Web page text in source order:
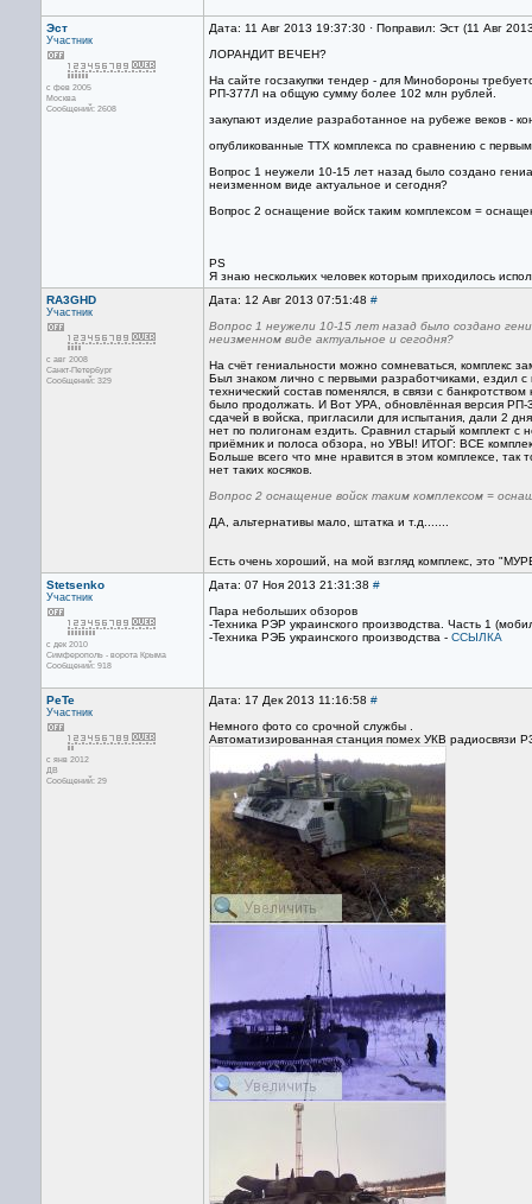
Эст
Участник
с фев 2005
Москва
Сообщений: 2608
Дата: 11 Авг 2013 19:37:30 · Поправил: Эст (11 Авг
ЛОРАНДИТ ВЕЧЕН?
На сайте госзакупки тендер - для Минобороны
РП-377Л на общую сумму более 102 млн рублей.
закупают изделие разработанное на рубеже веков -
опубликованные ТТХ комплекса по сравнению с
Вопрос 1 неужели 10-15 лет назад было создано
неизменном виде актуальное и сегодня?
Вопрос 2 оснащение войск таким комплексом =
PS
Я знаю нескольких человек которым приходилось
RA3GHD
Участник
с авг 2008
Санкт-Петербург
Сообщений: 329
Дата: 12 Авг 2013 07:51:48 #
Вопрос 1 неужели 10-15 лет назад было создано
неизменном виде актуальное и сегодня?
На счёт гениальности можно сомневаться, комплекс
Был знаком лично с первыми разработчиками, ездил с
технический состав поменялся, в связи с
было продолжать. И Вот УРА, обновлённая версия РП-
сдачей в войска, пригласили для испытания, дали 2
нет по полигонам ездить. Сравнил старый комплект с
приёмник и полоса обзора, но УВЫ! ИТОГ: ВСЕ
Больше всего что мне нравится в этом комплексе, так
нет таких косяков.
Вопрос 2 оснащение войск таким комплексом =
ДА, альтернативы мало, штатка и т.д.......
Есть очень хороший, на мой взгляд комплекс, это
Stetsenko
Участник
с дек 2010
Симферополь - ворота Крыма
Сообщений: 918
Дата: 07 Ноя 2013 21:31:38 #
Пара небольших обзоров
-Техника РЭР украинского производства. Часть 1
-Техника РЭБ украинского производства - ССЫЛКА
PeTe
Участник
с янв 2012
ДВ
Сообщений: 29
Дата: 17 Дек 2013 11:16:58 #
Немного фото со срочной службы .
Автоматизированная станция помех УКВ радиосвязи